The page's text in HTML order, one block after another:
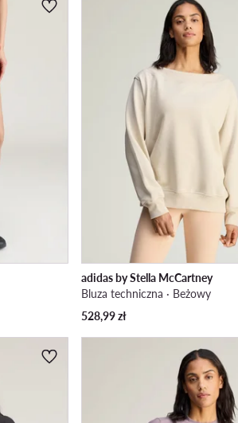
adidas by Stella McCartney
Bluza techniczna · Beżowy
528,99zł